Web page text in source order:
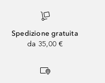
Spedizione gratuita
da 35,00 €